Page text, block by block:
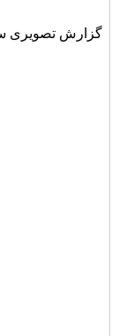
گزارش تصویری